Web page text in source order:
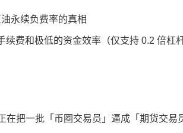
费和极低的资金效率（仅支持 0.2 倍杠
在把一批「币圈交易员」逼成「期货交易